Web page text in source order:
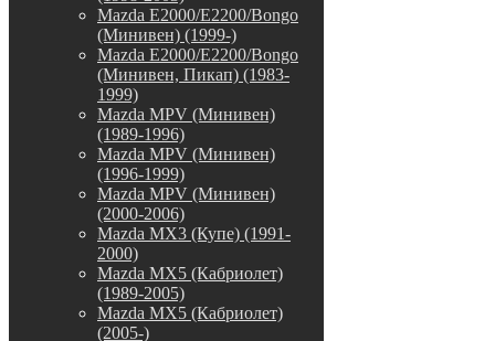
Mazda E2000/E2200/Bongo
(Минивен) (1999-)
Mazda E2000/E2200/Bongo
(Минивен, Пикап) (1983-
1999)
Mazda MPV (Минивен)
(1989-1996)
Mazda MPV (Минивен)
(1996-1999)
Mazda MPV (Минивен)
(2000-2006)
Mazda MX3 (Купе) (1991-
2000)
Mazda MX5 (Кабриолет)
(1989-2005)
Mazda MX5 (Кабриолет)
(2005-)